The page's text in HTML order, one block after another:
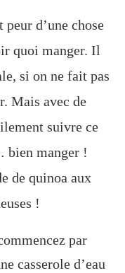
d’une chose
quoi manger. Il
si on ne fait pas
Mais avec de
suivre ce
bien manger !
de quinoa aux
!
par
casserole d’eau